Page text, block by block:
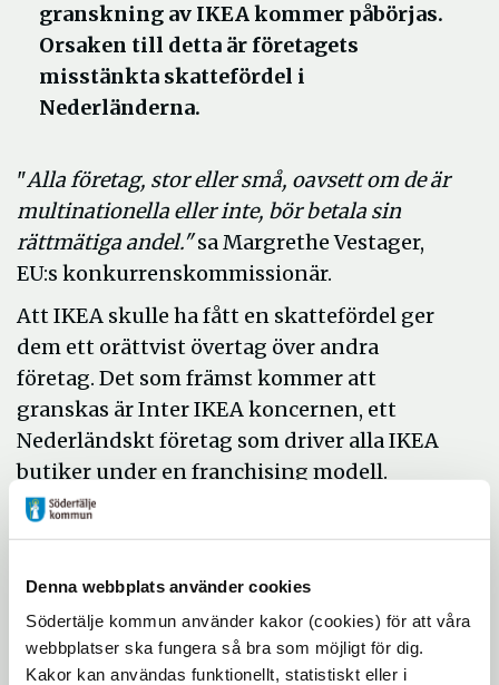
Denna webbplats använder cookies
Södertälje kommun använder kakor (cookies) för att våra
webbplatser ska fungera så bra som möjligt för dig.
Kakor kan användas funktionellt, statistiskt eller i
granskning av IKEA kommer påbörjas.
Orsaken till detta är företagets
misstänkta skattefördel i
Nederländerna.
"Alla företag, stor eller små, oavsett om de är
multinationella eller inte, bör betala sin
rättmätiga andel."sa Margrethe Vestager,
EU:s konkurrenskommissionär.
Att IKEA skulle ha fått en skattefördel ger
dem ett orättvist övertag över andra
företag. Det som främst kommer att
granskas är Inter IKEA koncernen, ett
Nederländskt företag som driver alla IKEA
butiker under en franchising modell.
IKEA butiker runt om i världen betalar 3%
till Intern IKEA-systemet som är ett
dotterbolag till IKEA.Men det har
beviljat (2006 och 2011) IKEA att betala de
lägsta skatterna av sina globala intäkter.